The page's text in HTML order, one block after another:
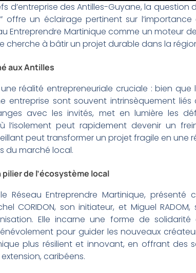
d’entreprise des Antilles-Guyane, la question
offre un éclairage pertinent sur
Entreprendre Martinique comme un moteur
cherche à bâtir un projet durable dans la
aux Antilles
une réalité entrepreneuriale cruciale : bien
entreprise sont souvent intrinsèquement
avec les invités, met en lumière les
l’isolement peut rapidement devenir un
peut transformer un projet fragile en une
du marché local.
de l’écosystème local
Réseau Entreprendre Martinique,
CORIDON, son initiateur, et Miguel
Elle incarne une forme de solidarité
pour guider les nouveaux
plus résilient et innovant, en offrant des
caribéens.